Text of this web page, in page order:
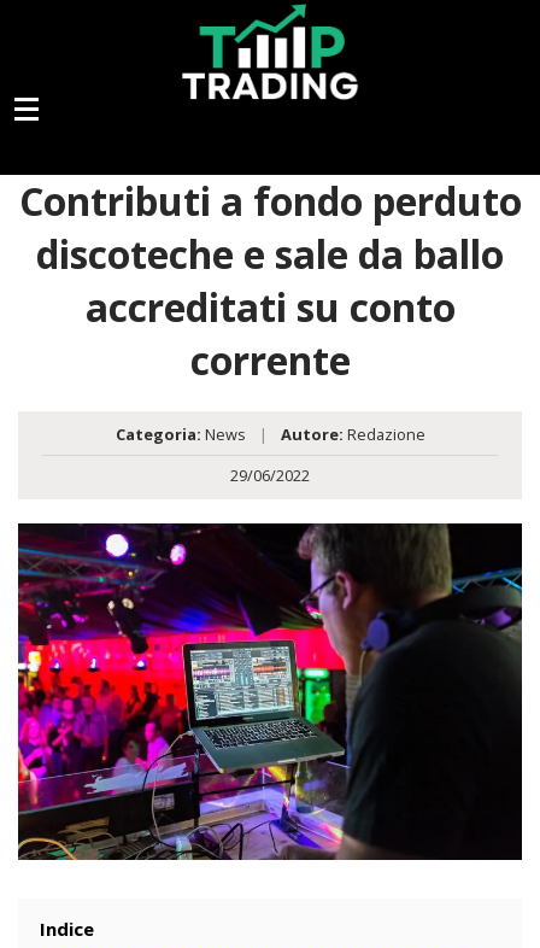
Contributi a fondo perduto
discoteche e sale da ballo
accreditati su conto
corrente
Categoria: News | Autore: Redazione
29/06/2022
Indice